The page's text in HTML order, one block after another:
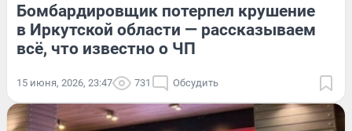
Бомбардировщик потерпел крушение
в Иркутской области — рассказываем
всё, что известно о ЧП
15 июня, 2026, 23:47 731 Обсудить